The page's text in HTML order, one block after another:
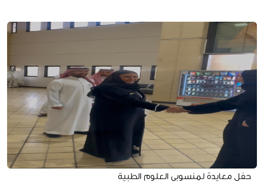
حفل معايدة لمنسوبي العلوم الطبية